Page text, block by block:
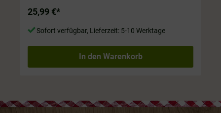
25,99 €*
Sofort verfügbar, Lieferzeit: 5-10 Werktage
In den Warenkorb